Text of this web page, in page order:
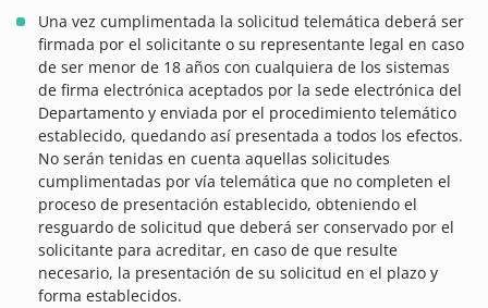
Una vez cumplimentada la solicitud telemática deberá ser
firmada por el solicitante o su representante legal en caso
de ser menor de 18 años con cualquiera de los sistemas
de firma electrónica aceptados por la sede electrónica del
Departamento y enviada por el procedimiento telemático
establecido, quedando así presentada a todos los efectos.
No serán tenidas en cuenta aquellas solicitudes
cumplimentadas por vía telemática que no completen el
proceso de presentación establecido, obteniendo el
resguardo de solicitud que deberá ser conservado por el
solicitante para acreditar, en caso de que resulte
necesario, la presentación de su solicitud en el plazo y
forma establecidos.